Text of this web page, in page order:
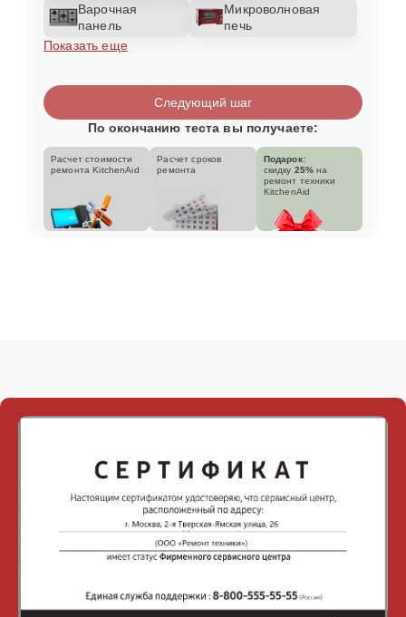
Варочная
панель
Микроволновая
печь
Показать еще
Следующий шаг
По окончанию теста вы получаете:
Расчет стоимости
ремонта KitchenAid
Расчет сроков
ремонта
Подарок:
скидку 25% на
ремонт техники
KitchenAid